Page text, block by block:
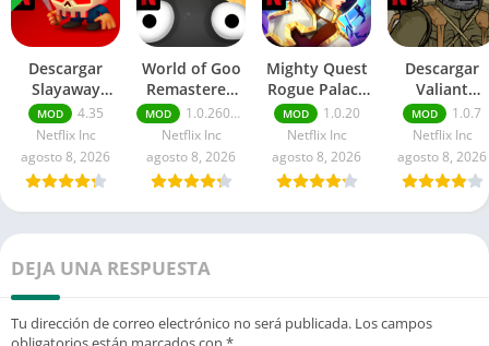
Descargar
Slayaway
Camp 2 Mod
APK Para
Android
MOD
4.35
Netflix Inc
agosto 8, 2026
World of Goo
Remastered
Mod APK:
Todo
desbloqueado
MOD
1.0.26061618
Netflix Inc
agosto 8, 2026
Mighty Quest
Rogue Palace
APK: Dinero
ilimitado
MOD
1.0.20
Netflix Inc
agosto 8, 2026
Descargar
Valiant
Hearts:
Coming
Mod APK
Ultima
MOD
1.0.7
Netflix Inc
agosto 8, 2026
DEJA UNA RESPUESTA
Tu dirección de correo electrónico no será publicada. Los campos